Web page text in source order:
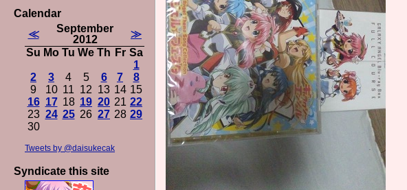
Calendar
≪
September
2012
≫
Su Mo Tu We Th Fr Sa
1
2
3 4 5 6 7
8
9
10 11 12 13 14 15
16 17 18 19 20 21 22
23 24 25 26 27 28 29
30
Tweets by @daisukecak
Syndicate this site